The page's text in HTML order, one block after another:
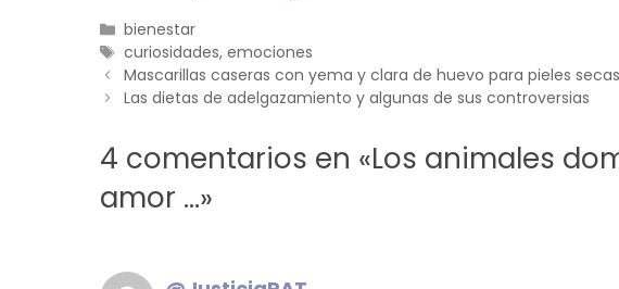
Categorías
bienestar
Etiquetas
curiosidades,emociones
Mascarillas caseras con yema y clara de huevo para pieles
Las dietas de adelgazamiento y algunas de sus controversias
4 comentarios en «Los animales
amor …»